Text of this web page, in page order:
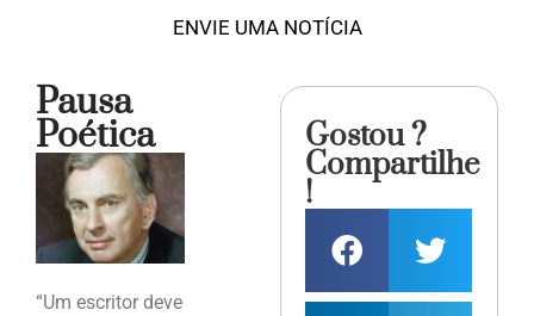
ENVIE UMA NOTÍCIA
Pausa
Poética
“Um escritor deve
Gostou ?
Compartilhe
!